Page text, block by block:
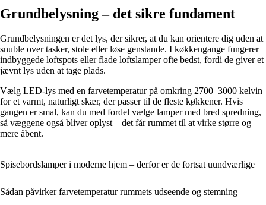
Grundbelysning – det sikre fundament
Grundbelysningen er det lys, der sikrer, at du kan orientere dig uden at
snuble over tasker, stole eller løse genstande. I køkkengange fungerer
indbyggede loftspots eller flade loftslamper ofte bedst, fordi de giver et
jævnt lys uden at tage plads.
Vælg LED-lys med en farvetemperatur på omkring 2700–3000 kelvin
for et varmt, naturligt skær, der passer til de fleste køkkener. Hvis
gangen er smal, kan du med fordel vælge lamper med bred spredning,
så væggene også bliver oplyst – det får rummet til at virke større og
mere åbent.
Spisebordslamper i moderne hjem – derfor er de fortsat uundværlige
Sådan påvirker farvetemperatur rummets udseende og stemning